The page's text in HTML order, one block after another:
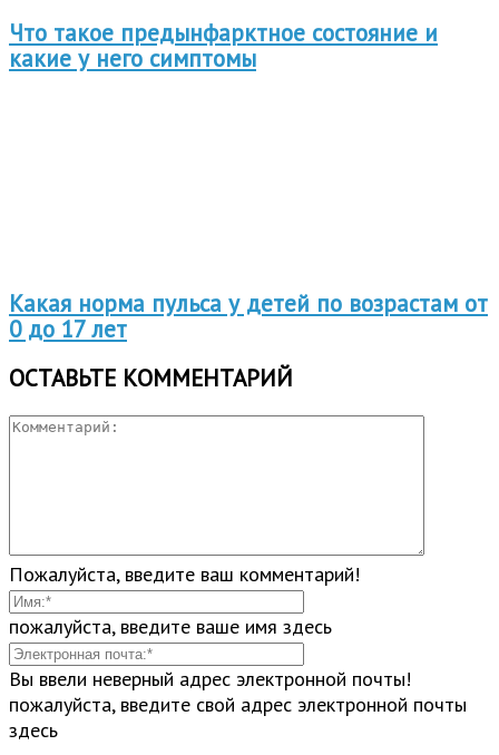
Что такое предынфарктное состояние и
какие у него симптомы
Какая норма пульса у детей по возрастам от
0 до 17 лет
ОСТАВЬТЕ КОММЕНТАРИЙ
Пожалуйста, введите ваш комментарий!
пожалуйста, введите ваше имя здесь
Вы ввели неверный адрес электронной почты!
пожалуйста, введите свой адрес электронной почты
здесь